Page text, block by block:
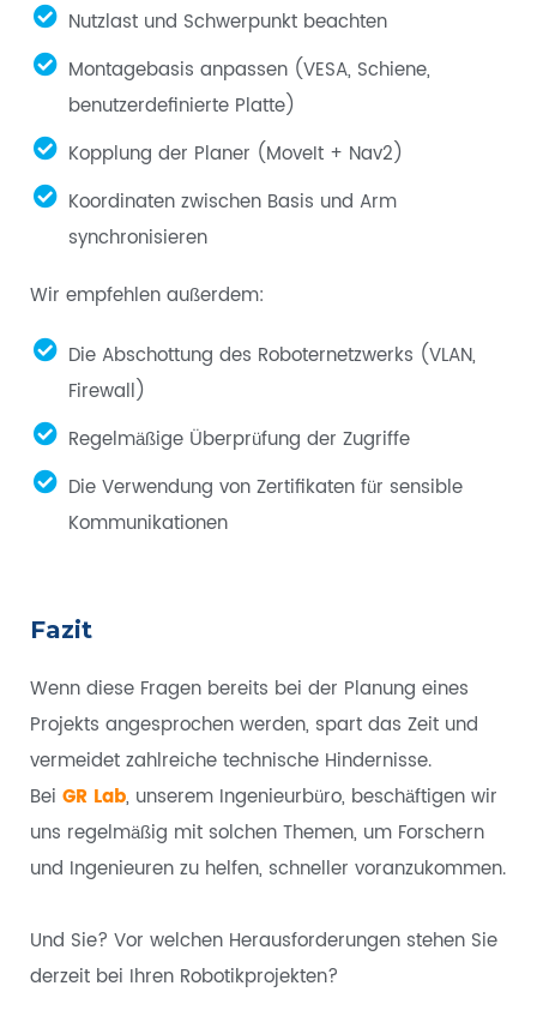
Nutzlast und Schwerpunkt beachten
Montagebasis anpassen (VESA, Schiene,
benutzerdefinierte Platte)
Kopplung der Planer (MoveIt + Nav2)
Koordinaten zwischen Basis und Arm
synchronisieren
Wir empfehlen außerdem:
Die Abschottung des Roboternetzwerks (VLAN,
Firewall)
Regelmäßige Überprüfung der Zugriffe
Die Verwendung von Zertifikaten für sensible
Kommunikationen
Fazit
Wenn diese Fragen bereits bei der Planung eines
Projekts angesprochen werden, spart das Zeit und
vermeidet zahlreiche technische Hindernisse.
Bei GR Lab, unserem Ingenieurbüro, beschäftigen wir
uns regelmäßig mit solchen Themen, um Forschern
und Ingenieuren zu helfen, schneller voranzukommen.
Und Sie? Vor welchen Herausforderungen stehen Sie
derzeit bei Ihren Robotikprojekten?